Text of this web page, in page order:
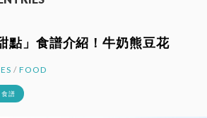
點」食譜介紹！牛奶熊豆花
/ FOOD
譜